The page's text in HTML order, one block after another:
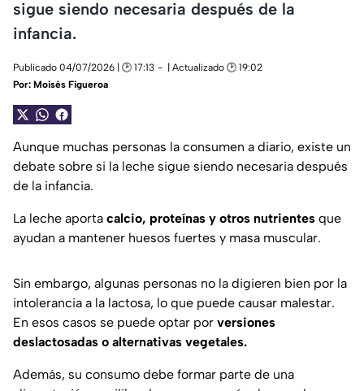
sigue siendo necesaria después de la
infancia.
Publicado 04/07/2026 | 🕑 17:13
| Actualizado 🕑 19:02
Por: Moisés Figueroa
Aunque muchas personas la consumen a diario, existe un
debate sobre si la leche sigue siendo necesaria después
de la infancia.
La leche aporta calcio, proteínas y otros nutrientes que
ayudan a mantener huesos fuertes y masa muscular.
Sin embargo, algunas personas no la digieren bien por la
intolerancia a la lactosa, lo que puede causar malestar.
En esos casos se puede optar por versiones
deslactosadas o alternativas vegetales.
Además, su consumo debe formar parte de una